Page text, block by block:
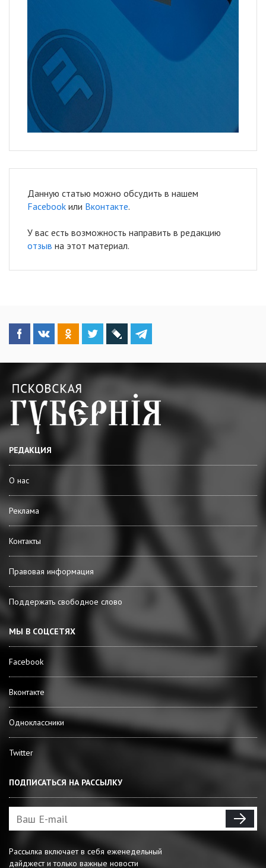
Данную статью можно обсудить в нашем
Facebook или Вконтакте.
У вас есть возможность направить в редакцию
отзыв на этот материал.
РЕДАКЦИЯ
О нас
Реклама
Контакты
Правовая информация
Поддержать свободное слово
МЫ В СОЦСЕТЯХ
Facebook
Вконтакте
Одноклассники
Twitter
ПОДПИСАТЬСЯ НА РАССЫЛКУ
Рассылка включает в себя еженедельный
дайджест и только важные новости